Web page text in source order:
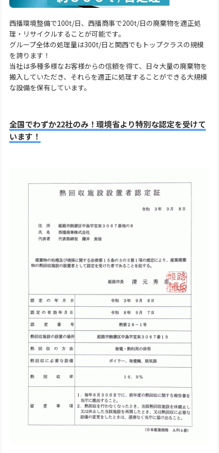
西播環境整備で100t/日、西播商事で200t/日の廃棄物を適正処
理・リサイクルすることが可能です。
グループ全体の処理量は300t/日と関西でもトップクラスの規模
を誇ります！
当社は多種多様なお客様からの信頼を得て、日々大量の廃棄物を
搬入していただき、それらを適正に処理することができる大規模
な設備を保有しています。
全国でわずか22社のみ！環境省より特別な認定を受けて
います！